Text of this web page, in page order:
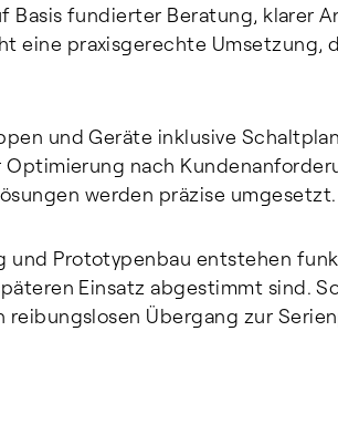
Basis fundierter Beratung, klarer
eine praxisgerechte Umsetzung,
und Geräte inklusive
nach
werden präzise umgesetzt.
und Prototypenbau entstehen
Einsatz abgestimmt sind.
Übergang zur